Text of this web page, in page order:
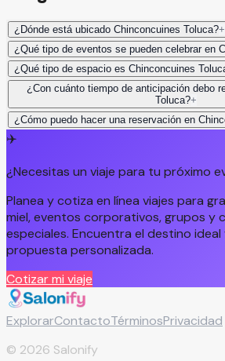
¿Dónde está ubicado Chinconcuines Toluca?+
¿Qué tipo de eventos se pueden celebrar en
¿Qué tipo de espacio es Chinconcuines
¿Con cuánto tiempo de anticipación debo
Toluca?+
¿Cómo puedo hacer una reservación en
✈️
¿Necesitas un viaje para tu próximo
Planea y cotiza en línea viajes para
miel, eventos corporativos, grupos y
especiales. Encuentra el destino
propuesta personalizada.
Cotizar mi viaje
ExplorarContactoTérminosPrivacidad
© 2026 Salonify